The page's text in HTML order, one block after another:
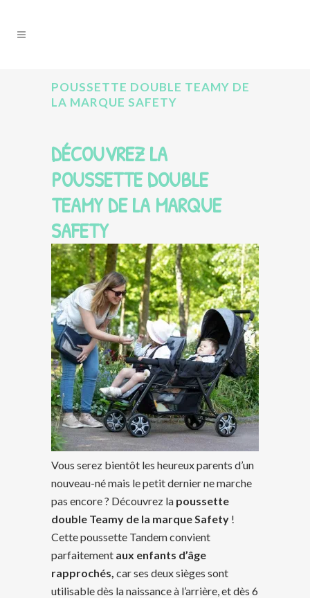
POUSSETTE DOUBLE TEAMY DE
LA MARQUE SAFETY
DÉCOUVREZ LA
POUSSETTE DOUBLE
TEAMY DE LA MARQUE
SAFETY
Vous serez bientôt les heureux parents d’un
nouveau-né mais le petit dernier ne marche
pas encore ? Découvrez la poussette
double Teamy de la marque Safety !
Cette poussette Tandem convient
parfaitement aux enfants d’âge
rapprochés, car ses deux sièges sont
utilisable dès la naissance à l’arrière, et dès 6